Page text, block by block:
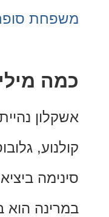
סופר על 2
.
מילים על
גלובוס
ביציאה
הוא בעל